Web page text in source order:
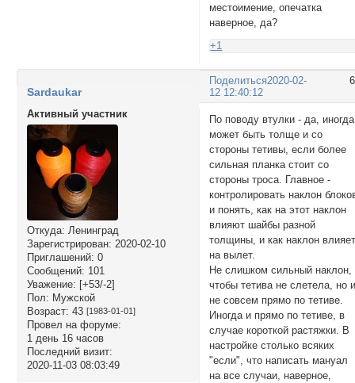
местоимение, опечатка
наверное, да?
+1
Поделиться2020-02-
12 12:40:12
Sardaukar
Активный участник
Откуда: Ленинград
Зарегистрирован: 2020-02-10
Приглашений: 0
Сообщений: 101
Уважение: [+53/-2]
Пол: Мужской
Возраст: 43 [1983-01-01]
Провел на форуме:
1 день 16 часов
Последний визит:
2020-11-03 08:03:49
По поводу втулки - да, иногда
может быть толще и со
стороны тетивы, если более
сильная планка стоит со
стороны троса. Главное -
контролировать наклон
и понять, как на этот наклон
влияют шайбы разной
толщины, и как наклон
на вылет.
Не слишком сильный наклон,
чтобы тетива не слетела, но
не совсем прямо по тетиве.
Иногда и прямо по тетиве, в
случае короткой растяжки. В
настройке столько всяких
"если", что написать мануал
на все случаи, наверное,